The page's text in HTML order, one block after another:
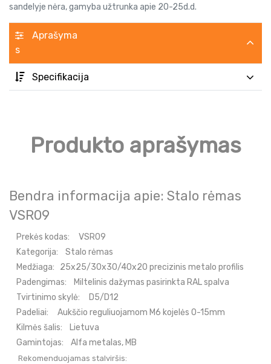
sandelyje nėra, gamyba užtrunka apie 20-25d.d.
Aprašyma
s
Specifikacija
Produkto aprašymas
Bendra informacija apie: Stalo rėmas
VSR09
Prekės kodas:
VSR09
Kategorija: Stalo rėmas
Medžiaga:
25x25/30x30/40x20 precizinis metalo profilis
Padengimas:
Miltelinis dažymas pasirinkta RAL spalva
Tvirtinimo skylė:
D5/D12
Padeliai: Aukščio reguliuojamom M6 kojelės 0-15mm
Kilmės šalis:
Lietuva
Gamintojas:
Alfa metalas, MB
Rekomenduojamas stalviršis: